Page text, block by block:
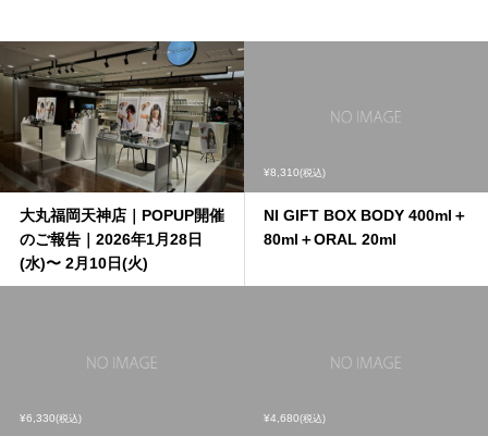
大丸福岡天神店｜POPUP開催
のご報告｜2026年1月28日
(水)〜 2月10日(火)
¥8,310(税込)
NI GIFT BOX BODY 400ml＋
80ml＋ORAL 20ml
¥6,330(税込) ¥4,680(税込)